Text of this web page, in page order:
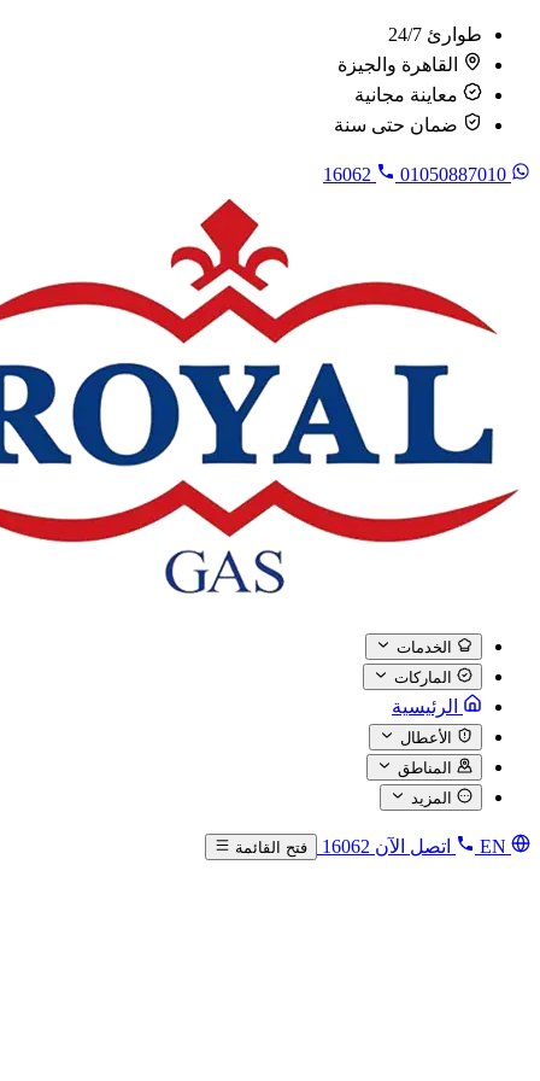
طوارئ 24/7
القاهرة والجيزة
معاينة مجانية
ضمان حتى سنة
01050887010
16062
الخدمات
الماركات
الرئيسية
الأعطال
المناطق
المزيد
EN اتصل الآن 16062 فتح القائمة